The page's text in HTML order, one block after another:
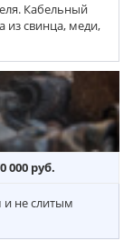
Кабельный
свинца, меди,
000 руб.
не слитым